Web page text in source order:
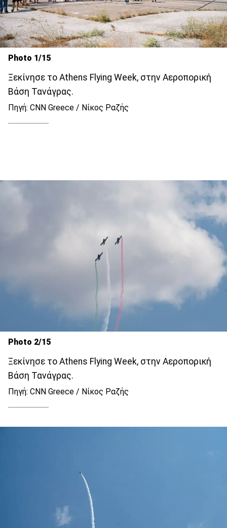
Photo 1/15
Ξεκίνησε το Athens Flying Week, στην Αεροπορική
Βάση Τανάγρας.
Πηγή: CNN Greece / Νίκος Ραζής
Photo 2/15
Ξεκίνησε το Athens Flying Week, στην Αεροπορική
Βάση Τανάγρας.
Πηγή: CNN Greece / Νίκος Ραζής